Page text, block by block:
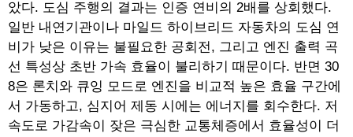
았다. 도심 주행의 결과는 인증 연비의 2배를 상회했다.
일반 내연기관이나 마일드 하이브리드 자동차의 도심 연
비가 낮은 이유는 불필요한 공회전, 그리고 엔진 출력 곡
선 특성상 초반 가속 효율이 불리하기 때문이다. 반면 30
8은 론치와 큐잉 모드로 엔진을 비교적 높은 효율 구간에
서 가동하고, 심지어 제동 시에는 에너지를 회수한다. 저
속도로 가감속이 잦은 극심한 교통체증에서 효율성이 더